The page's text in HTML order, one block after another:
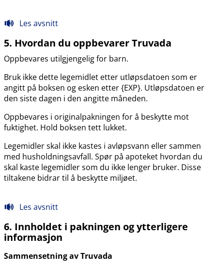
Les avsnitt
5. Hvordan du oppbevarer Truvada
Oppbevares utilgjengelig for barn.
Bruk ikke dette legemidlet etter utløpsdatoen som er
angitt på boksen og esken etter {EXP}. Utløpsdatoen er
den siste dagen i den angitte måneden.
Oppbevares i originalpakningen for å beskytte mot
fuktighet. Hold boksen tett lukket.
Legemidler skal ikke kastes i avløpsvann eller sammen
med husholdningsavfall. Spør på apoteket hvordan du
skal kaste legemidler som du ikke lenger bruker. Disse
tiltakene bidrar til å beskytte miljøet.
Les avsnitt
6. Innholdet i pakningen og ytterligere
informasjon
Sammensetning av Truvada